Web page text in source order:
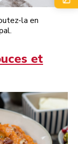
la en
et